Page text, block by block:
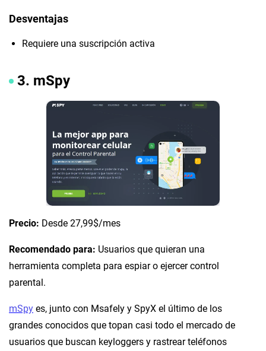
Desventajas
Requiere una suscripción activa
3. mSpy
Precio: Desde 27,99$/mes
Recomendado para: Usuarios que quieran una
herramienta completa para espiar o ejercer control
parental.
mSpy es, junto con Msafely y SpyX el último de los
grandes conocidos que topan casi todo el mercado de
usuarios que buscan keyloggers y rastrear teléfonos